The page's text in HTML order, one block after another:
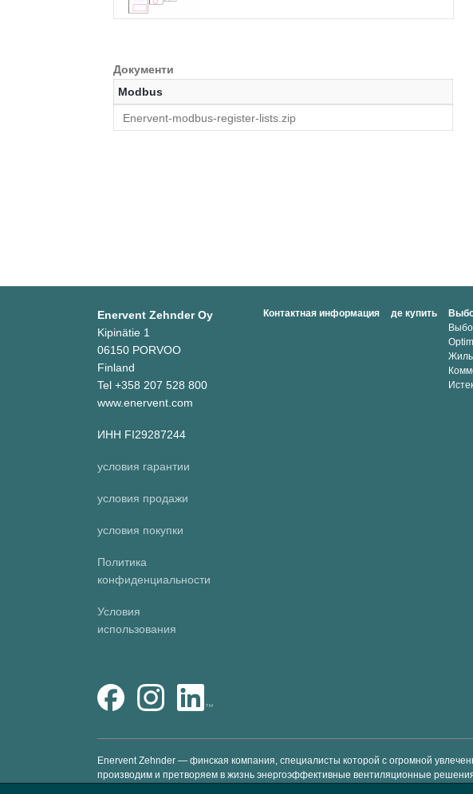
Документи
Modbus
Enervent-modbus-register-lists.zip
Enervent Zehnder Oy
Kipinätie 1
06150 PORVOO
Finland
Tel +358 207 528 800
www.enervent.com
ИНН FI29287244
условия гарантии
условия продажи
условия покупки
Политика
конфиденциальности
Условия
использования
Контактная информация де купить
Enervent Zehnder — финская компания, специалисты которой с огромной
производим и претворяем в жизнь энергоэффективные вентиляционные